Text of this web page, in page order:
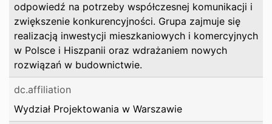
odpowiedź na potrzeby współczesnej komunikacji i
zwiększenie konkurencyjności. Grupa zajmuje się
realizacją inwestycji mieszkaniowych i komercyjnych
w Polsce i Hiszpanii oraz wdrażaniem nowych
rozwiązań w budownictwie.
dc.affiliation
Wydział Projektowania w Warszawie